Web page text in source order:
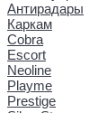
Антирадары
Каркам
Cobra
Escort
Neoline
Playme
Prestige